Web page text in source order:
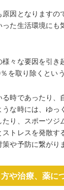
原因となりますの
た生活環境にも
様々な要因を引き
を取り除くとい
る時であったり、
な時には、ゆっ
たり、スポーツジ
ストレスを発散す
や予防に繋がり
や治療、薬に